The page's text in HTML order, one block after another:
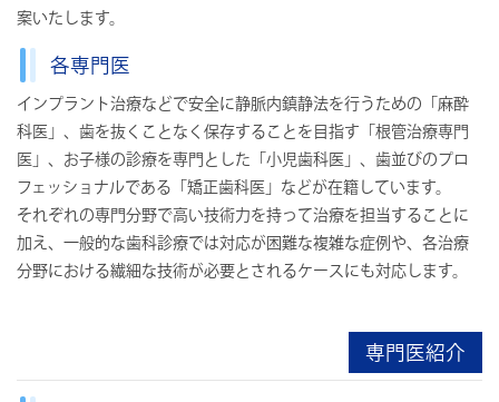
案いたします。
各専門医
インプラント治療などで安全に静脈内鎮静法を行うための「麻酔
科医」、歯を抜くことなく保存することを目指す「根管治療専門
医」、お子様の診療を専門とした「小児歯科医」、歯並びのプロ
フェッショナルである「矯正歯科医」などが在籍しています。
それぞれの専門分野で高い技術力を持って治療を担当することに
加え、一般的な歯科診療では対応が困難な複雑な症例や、各治療
分野における繊細な技術が必要とされるケースにも対応します。
専門医紹介